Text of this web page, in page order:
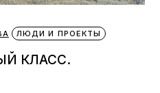
ЛЮДИ И ПРОЕКТЫ
КЛАСС.